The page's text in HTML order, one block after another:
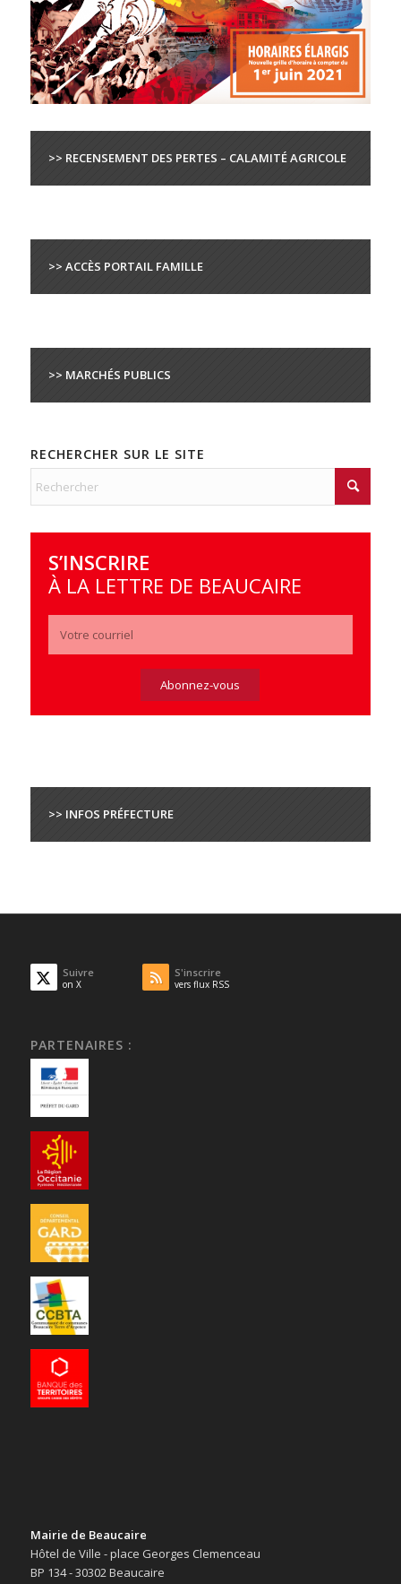
>> RECENSEMENT DES PERTES – CALAMITÉ AGRICOLE
>> ACCÈS PORTAIL FAMILLE
>> MARCHÉS PUBLICS
RECHERCHER SUR LE SITE
S’INSCRIRE
À LA LETTRE DE BEAUCAIRE
>> INFOS PRÉFECTURE
Suivre
on X
S'inscrire
vers flux RSS
PARTENAIRES :
Mairie de Beaucaire
Hôtel de Ville - place Georges Clemenceau
BP 134 - 30302 Beaucaire